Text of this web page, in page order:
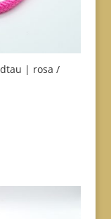
| rosa /